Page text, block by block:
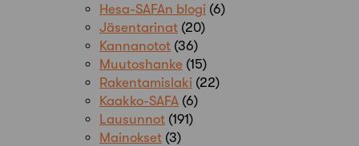
Hesa-SAFAn blogi (6)
Jäsentarinat (20)
Kannanotot (36)
Muutoshanke (15)
Rakentamislaki (22)
Kaakko-SAFA (6)
Lausunnot (191)
Mainokset (3)